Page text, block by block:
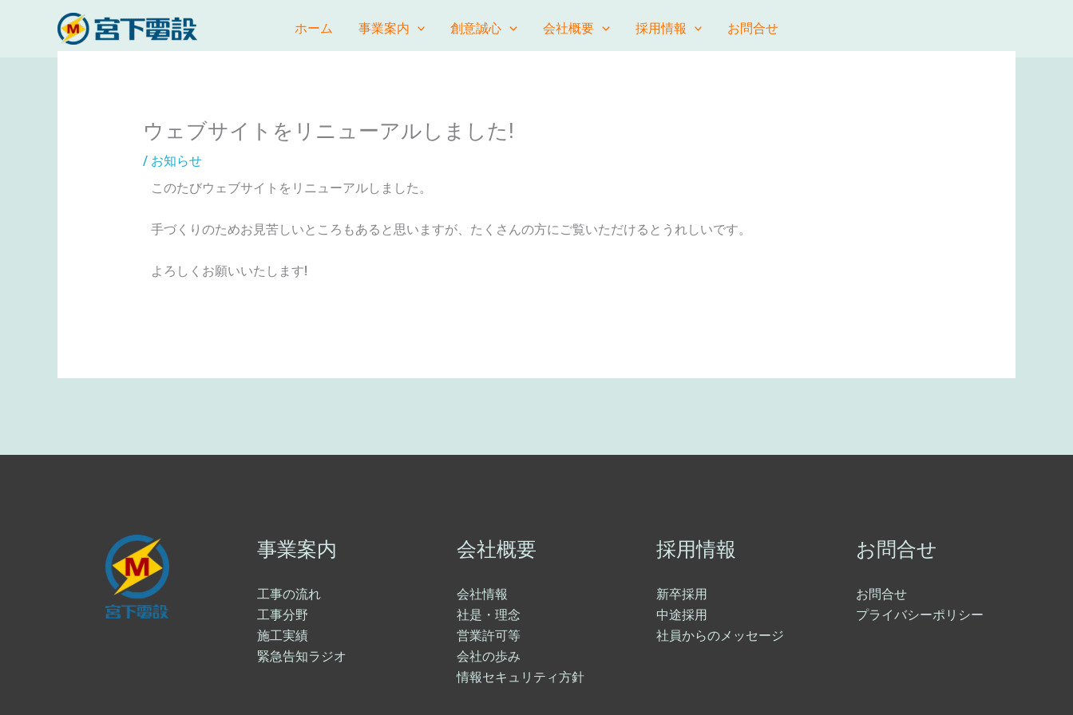
ホーム 事業案内 創意誠心 会社概要 採用情報 お問合せ
ウェブサイトをリニューアルしました!
/ お知らせ
このたびウェブサイトをリニューアルしました。
手づくりのためお見苦しいところもあると思いますが、たくさんの方にご覧いただけるとうれしいです。
よろしくお願いいたします!
事業案内
工事の流れ
工事分野
施工実績
緊急告知ラジオ
会社概要
会社情報
社是・理念
営業許可等
会社の歩み
情報セキュリティ方針
採用情報
新卒採用
中途採用
社員からのメッセージ
お問合せ
お問合せ
プライバシーポリシー